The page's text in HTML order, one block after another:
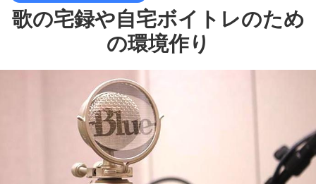
歌の宅録や自宅ボイトレのため
の環境作り